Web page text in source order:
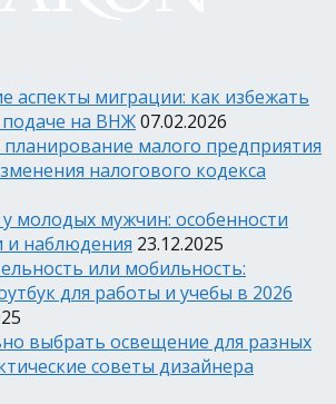
аспекты миграции: как избежать
на ВНЖ07.02.2026
малого предприятия
налогового кодекса
молодых мужчин: особенности
и наблюдения 23.12.2025
или мобильность:
для работы и учебы в 2026
выбрать освещение для разных
советы дизайнера